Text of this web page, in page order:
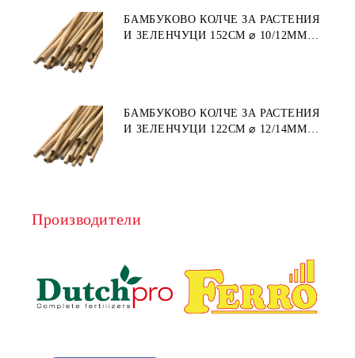
БАМБУКОВО КОЛЧЕ ЗА РАСТЕНИЯ
И ЗЕЛЕНЧУЦИ 152СМ ⌀ 10/12ММ
БАМБУКОВО КОЛЧЕ ЗА РАСТЕНИЯ
И ЗЕЛЕНЧУЦИ 122СМ ⌀ 12/14ММ
Производители